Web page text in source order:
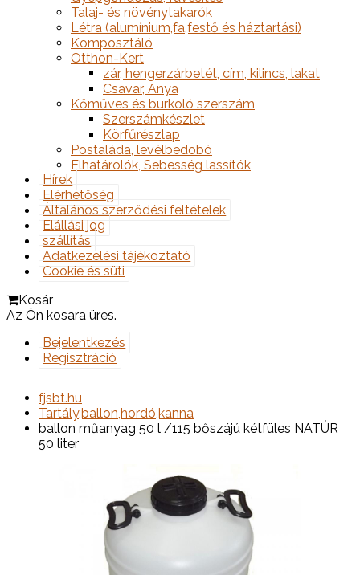
Talaj- és növénytakarók
Létra (alumínium,fa,festő és háztartási)
Komposztáló
Otthon-Kert
zár, hengerzárbetét, cím, kilincs, lakat
Csavar, Anya
Kőműves és burkoló szerszám
Szerszámkészlet
Körfűrészlap
Postaláda, levélbedobó
Elhatárolók, Sebesség lassítók
Hírek
Elérhetőség
Általános szerződési feltételek
Elállási jog
szállítás
Adatkezelési tájékoztató
Cookie és süti
Kosár
Az Ön kosara üres.
Bejelentkezés
Regisztráció
fjsbt.hu
Tartály,ballon,hordó,kanna
ballon műanyag 50 l /115 bőszájú kétfüles NATÚR
50 liter